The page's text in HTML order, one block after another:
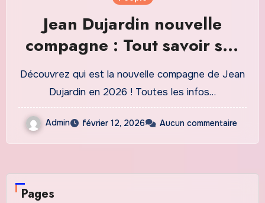
Jean Dujardin nouvelle
compagne : Tout savoir sur
sa relation secrète en 2026
Découvrez qui est la nouvelle compagne de Jean
Dujardin en 2026 ! Toutes les infos…
Admin février 12, 2026 Aucun commentaire
Pages